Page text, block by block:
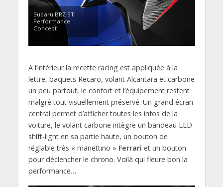
Subaru BRZ STi
Performance
Concept
A l’intérieur la recette racing est appliquée à la
lettre, baquets Recaro, volant Alcantara et carbone
un peu partout, le confort et l’équipement restent
malgré tout visuellement préservé. Un grand écran
central permet d’afficher toutes les infos de la
voiture, le volant carbone intègre un bandeau LED
shift-light en sa partie haute, un bouton de
réglable très « manettino » Ferrari et un bouton
pour déclencher le chrono. Voilà qui fleure bon la
performance…